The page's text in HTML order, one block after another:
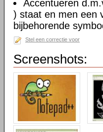
Accentueren
) staat en men een
bijbehorende
Stel een correctie voor
Screenshots: